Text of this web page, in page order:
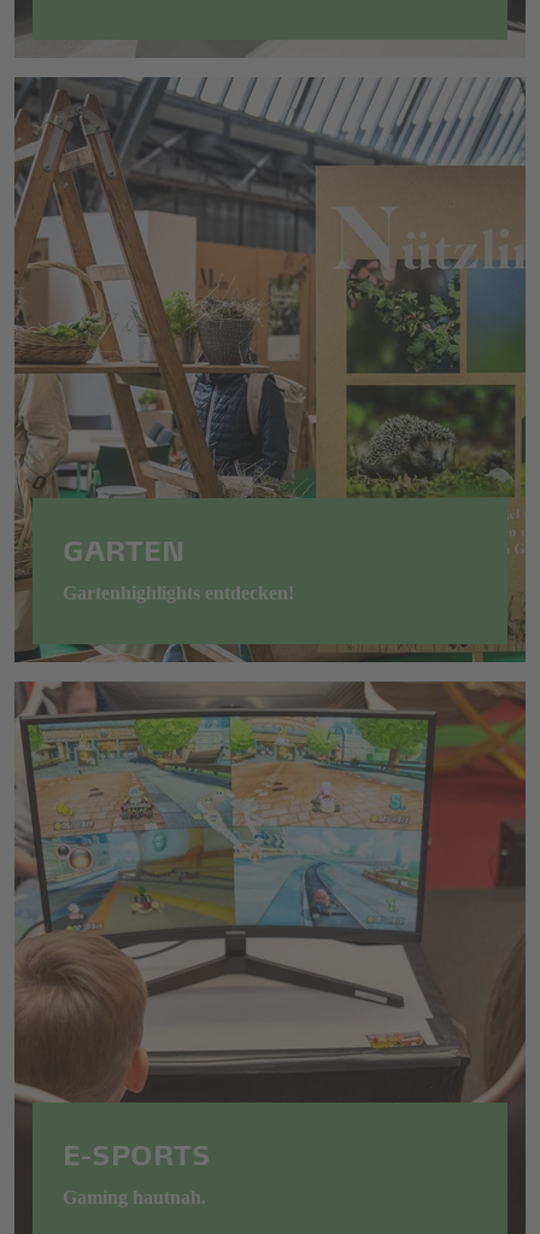
GARTEN
Gartenhighlights entdecken!
E-SPORTS
Gaming hautnah.